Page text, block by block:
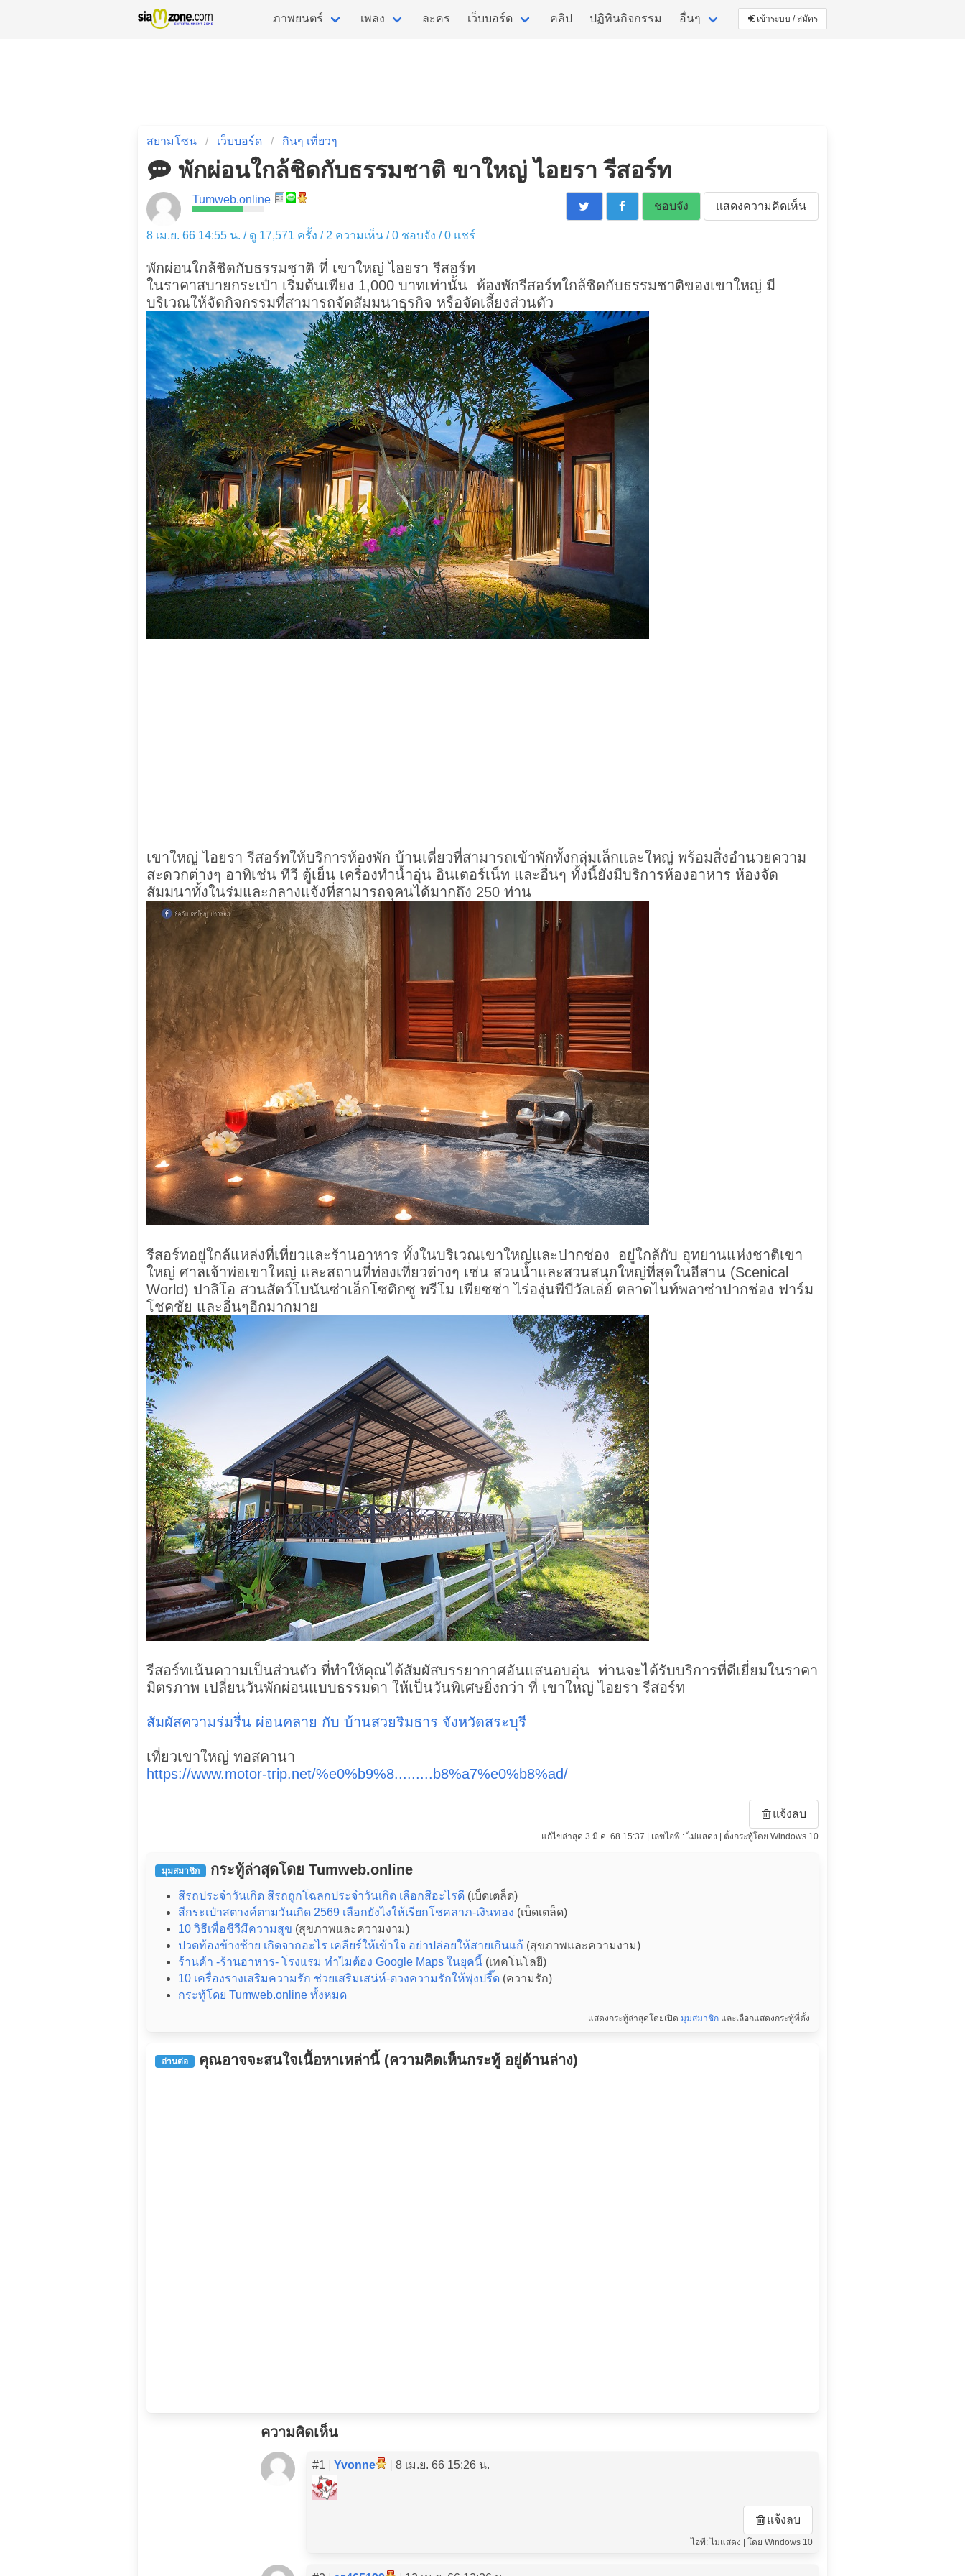
ภาพยนตร์ เพลง ละคร เว็บบอร์ด คลิป ปฏิทินกิจกรรม อื่นๆ เข้าระบบ / สมัคร
สยามโซน เว็บบอร์ด กินๆ เที่ยวๆ
พักผ่อนใกล้ชิดกับธรรมชาติ ขาใหญ่ ไอยรา รีสอร์ท
Tumweb.online
ชอบจัง แสดงความคิดเห็น
8 เม.ย. 66 14:55 น. / ดู 17,571 ครั้ง / 2 ความเห็น /0 ชอบจัง /0 แชร์
พักผ่อนใกล้ชิดกับธรรมชาติ ที่ เขาใหญ่ ไอยรา รีสอร์ท
ในราคาสบายกระเป๋า เริ่มต้นเพียง 1,000 บาทเท่านั้น ห้องพักรีสอร์ทใกล้ชิดกับธรรมชาติของเขาใหญ่ มี
บริเวณให้จัดกิจกรรมที่สามารถจัดสัมมนาธุรกิจ หรือจัดเลี้ยงส่วนตัว
เขาใหญ่ ไอยรา รีสอร์ทให้บริการห้องพัก บ้านเดี่ยวที่สามารถเข้าพักทั้งกลุ่มเล็กและใหญ่ พร้อมสิ่งอำนวยความ
สะดวกต่างๆ อาทิเช่น ทีวี ตู้เย็น เครื่องทำน้ำอุ่น อินเตอร์เน็ท และอื่นๆ ทั้งนี้ยังมีบริการห้องอาหาร ห้องจัด
สัมมนาทั้งในร่มและกลางแจ้งที่สามารถจุคนได้มากถึง 250 ท่าน
รีสอร์ทอยู่ใกล้แหล่งที่เที่ยวและร้านอาหาร ทั้งในบริเวณเขาใหญ่และปากช่อง อยู่ใกล้กับ อุทยานแห่งชาติเขา
ใหญ่ ศาลเจ้าพ่อเขาใหญ่ และสถานที่ท่องเที่ยวต่างๆ เช่น สวนน้ำและสวนสนุกใหญ่ที่สุดในอีสาน (Scenical
World) ปาลิโอ สวนสัตว์โบนันซ่าเอ็กโซติกซู พรีโม เพียซซ่า ไร่องุ่นพีบีวัลเล่ย์ ตลาดไนท์พลาซ่าปากช่อง ฟาร์ม
โชคชัย และอื่นๆอีกมากมาย
รีสอร์ทเน้นความเป็นส่วนตัว ที่ทำให้คุณได้สัมผัสบรรยากาศอันแสนอบอุ่น ท่านจะได้รับบริการที่ดีเยี่ยมในราคา
มิตรภาพ เปลี่ยนวันพักผ่อนแบบธรรมดา ให้เป็นวันพิเศษยิ่งกว่า ที่ เขาใหญ่ ไอยรา รีสอร์ท
สัมผัสความร่มรื่น ผ่อนคลาย กับ บ้านสวยริมธาร จังหวัดสระบุรี
เที่ยวเขาใหญ่ ทอสคานา
https://www.motor-trip.net/%e0%b9%8.........b8%a7%e0%b8%ad/
แจ้งลบ
แก้ไขล่าสุด 3 มี.ค. 68 15:37 | เลขไอพี : ไม่แสดง | ตั้งกระทู้โดย Windows 10
มุมสมาชิก กระทู้ล่าสุดโดย Tumweb.online
สีรถประจําวันเกิด สีรถถูกโฉลกประจําวันเกิด เลือกสีอะไรดี (เบ็ดเตล็ด)
สีกระเป๋าสตางค์ตามวันเกิด 2569 เลือกยังไงให้เรียกโชคลาภ-เงินทอง (เบ็ดเตล็ด)
10 วิธีเพื่อชีวีมีความสุข (สุขภาพและความงาม)
ปวดท้องข้างซ้าย เกิดจากอะไร เคลียร์ให้เข้าใจ อย่าปล่อยให้สายเกินแก้ (สุขภาพและความงาม)
ร้านค้า -ร้านอาหาร- โรงแรม ทำไมต้อง Google Maps ในยุคนี้ (เทคโนโลยี)
10 เครื่องรางเสริมความรัก ช่วยเสริมเสน่ห์-ดวงความรักให้พุ่งปรี๊ด (ความรัก)
กระทู้โดย Tumweb.online ทั้งหมด
แสดงกระทู้ล่าสุดโดยเปิด มุมสมาชิก และเลือกแสดงกระทู้ที่ตั้ง
อ่านต่อ คุณอาจจะสนใจเนื้อหาเหล่านี้ (ความคิดเห็นกระทู้ อยู่ด้านล่าง)
ความคิดเห็น
#1 Yvonne 8 เม.ย. 66 15:26 น.
แจ้งลบ
ไอพี: ไม่แสดง | โดย Windows 10